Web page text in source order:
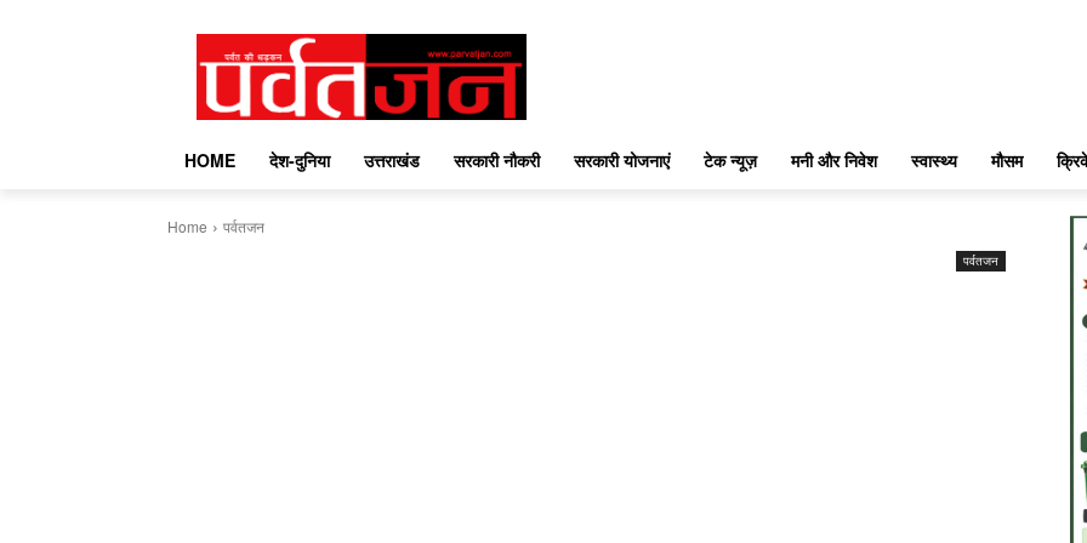
HOME देश-दुनिया उत्तराखंड सरकारी नौकरी सरकारी योजनाएं टेक न्यूज़ मनी और निवेश स्वास्थ्य मौसम
Home पर्वतजन
पर्वतजन